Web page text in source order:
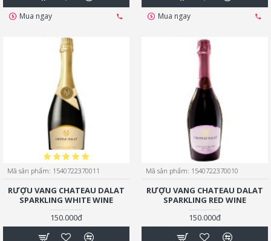
Mua ngay Mua ngay
Mã sản phẩm: 1540722370011
RƯỢU VANG CHATEAU DALAT
SPARKLING WHITE WINE
150.000đ
Mã sản phẩm: 1540722370010
RƯỢU VANG CHATEAU DALAT
SPARKLING RED WINE
150.000đ